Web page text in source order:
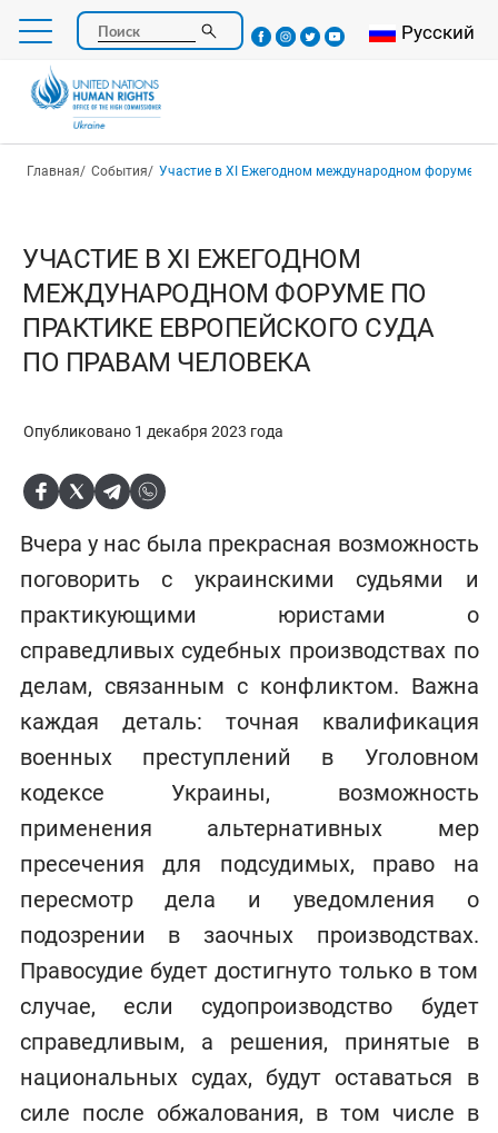
Перейти
основному
содержанию
Поиск Select your
Русский
Строка навигации
Главная События Участие в XI Ежегодном международном форуме по практике Европейского
УЧАСТИЕ В XI ЕЖЕГОДНОМ
МЕЖДУНАРОДНОМ ФОРУМЕ ПО
ПРАКТИКЕ ЕВРОПЕЙСКОГО СУДА
ПО ПРАВАМ ЧЕЛОВЕКА
Опубликовано 1 декабря 2023 года
Вчера у нас была прекрасная возможность
поговорить с украинскими судьями и
практикующими юристами о
справедливых судебных производствах по
делам, связанным с конфликтом. Важна
каждая деталь: точная квалификация
военных преступлений в Уголовном
кодексе Украины, возможность
применения альтернативных мер
пресечения для подсудимых, право на
пересмотр дела и уведомления о
подозрении в заочных производствах.
Правосудие будет достигнуто только в том
случае, если судопроизводство будет
справедливым, а решения, принятые в
национальных судах, будут оставаться в
силе после обжалования, в том числе в